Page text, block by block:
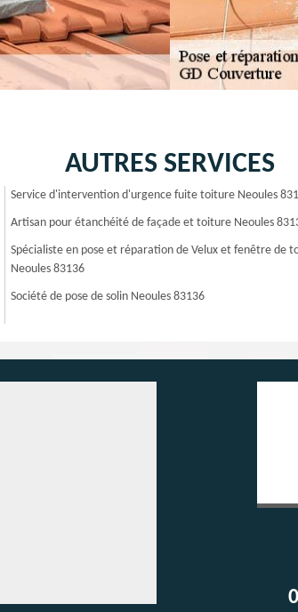
AUTRES SERVICES
Service d'intervention d'urgence fuite toiture Neoules
Artisan pour étanchéité de façade et toiture Neoules
Spécialiste en pose et réparation de Velux et fenêtre de
Neoules 83136
Société de pose de solin Neoules 83136